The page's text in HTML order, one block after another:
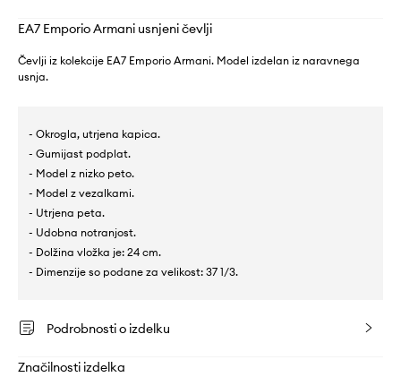
EA7 Emporio Armani usnjeni čevlji
Čevlji iz kolekcije EA7 Emporio Armani. Model izdelan iz naravnega
usnja.
- Okrogla, utrjena kapica.
- Gumijast podplat.
- Model z nizko peto.
- Model z vezalkami.
- Utrjena peta.
- Udobna notranjost.
- Dolžina vložka je: 24 cm.
- Dimenzije so podane za velikost: 37 1/3.
Podrobnosti o izdelku
Značilnosti izdelka